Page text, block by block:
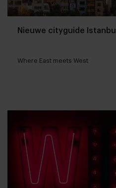
Nieuwe cityguide Istanbul
Where East meets West